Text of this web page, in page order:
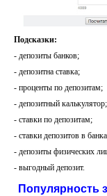
Подсказки:
- депозиты банков;
- депозитна ставка;
- проценты по депозитам;
- депозитный калькулятор;
- ставки по депозитам;
- ставки депозитов в
- депозиты физических
- выгодный депозит.
Популярность